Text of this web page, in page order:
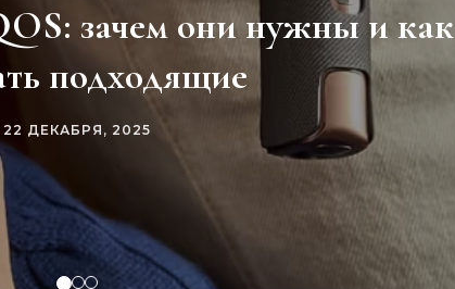
зачем они нужны и как
подходящие
22 ДЕКАБРЯ, 2025
почему пора покупать
сейчас
1 ДЕКАБРЯ, 2025